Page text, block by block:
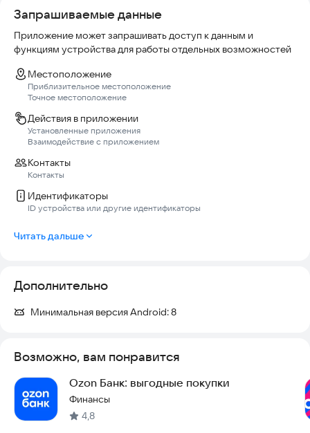
которая признана экстремистской и запрещена на
территории РФ.
Запрашиваемые данные
Приложение может запрашивать доступ к данным и
функциям устройства для работы отдельных возможностей
Местоположение
Приблизительное местоположение
Точное местоположение
Действия в приложении
Установленные приложения
Взаимодействие с приложением
Контакты
Контакты
Идентификаторы
ID устройства или другие идентификаторы
Читать дальше
Дополнительно
Минимальная версия Android:8
Возможно, вам понравится
Ozon Банк: выгодные покупки
Финансы
4,8